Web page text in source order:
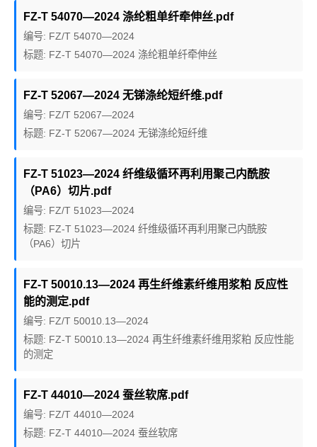
FZ-T 54070—2024 涤纶粗单纤牵伸丝.pdf
编号: FZ/T 54070—2024
标题: FZ-T 54070—2024 涤纶粗单纤牵伸丝
FZ-T 52067—2024 无锑涤纶短纤维.pdf
编号: FZ/T 52067—2024
标题: FZ-T 52067—2024 无锑涤纶短纤维
FZ-T 51023—2024 纤维级循环再利用聚己内酰胺
（PA6）切片.pdf
编号: FZ/T 51023—2024
标题: FZ-T 51023—2024 纤维级循环再利用聚己内酰胺
（PA6）切片
FZ-T 50010.13—2024 再生纤维素纤维用浆粕 反应性
能的测定.pdf
编号: FZ/T 50010.13—2024
标题: FZ-T 50010.13—2024 再生纤维素纤维用浆粕 反应性能
的测定
FZ-T 44010—2024 蚕丝软席.pdf
编号: FZ/T 44010—2024
标题: FZ-T 44010—2024 蚕丝软席